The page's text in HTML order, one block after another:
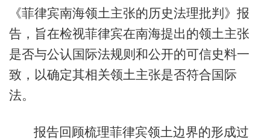
《菲律宾南海领土主张的历史法理批判》报
告，旨在检视菲律宾在南海提出的领土主张
是否与公认国际法规则和公开的可信史料一
致，以确定其相关领土主张是否符合国际
法。
报告回顾梳理菲律宾领土边界的形成过